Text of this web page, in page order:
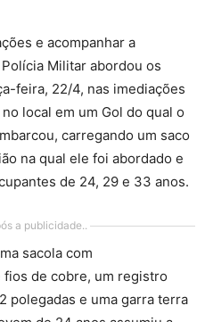
e acompanhar a
Militar abordou os
feira, 22/4, nas imediações
local em um Gol do qual o
carregando um saco
na qual ele foi abordado e
de 24, 29 e 33 anos.
a publicidade..
sacola com
fios de cobre, um registro
polegadas e uma garra terra